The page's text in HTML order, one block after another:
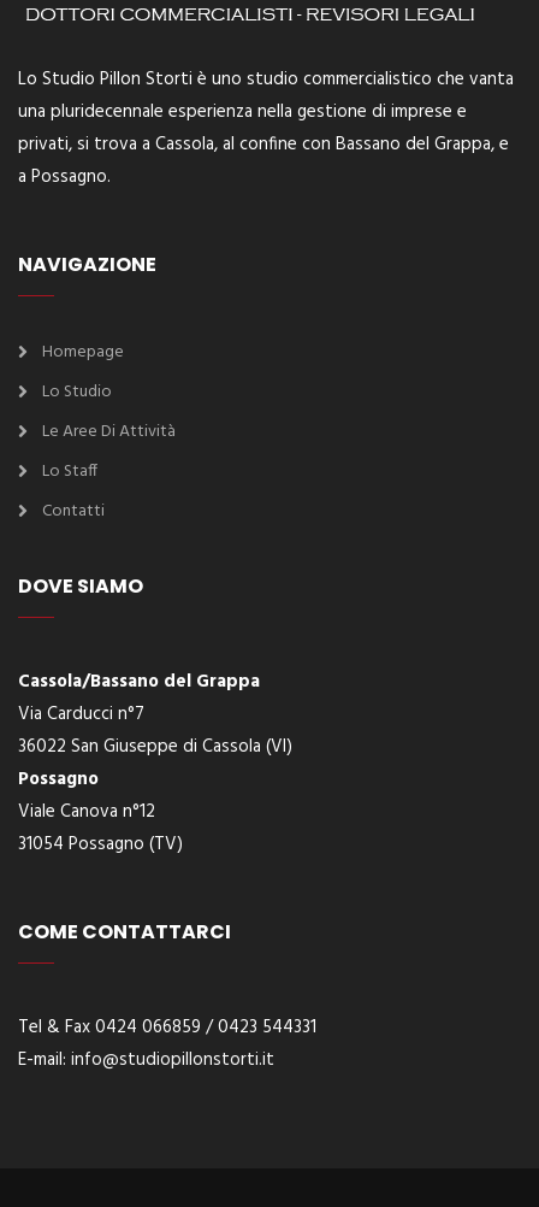
Lo Studio Pillon Storti è uno studio commercialistico che vanta
una pluridecennale esperienza nella gestione di imprese e
privati, si trova a Cassola, al confine con Bassano del Grappa, e
a Possagno.
NAVIGAZIONE
Homepage
Lo Studio
Le Aree Di Attività
Lo Staff
Contatti
DOVE SIAMO
Cassola/Bassano del Grappa
Via Carducci n°7
36022 San Giuseppe di Cassola (VI)
Possagno
Viale Canova n°12
31054 Possagno (TV)
COME CONTATTARCI
Tel & Fax 0424 066859 / 0423 544331
E-mail: info@studiopillonstorti.it